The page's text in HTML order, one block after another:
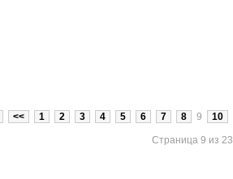
<< 1 2 3 4 5 6 7 8 9 10
Страница 9 из 23